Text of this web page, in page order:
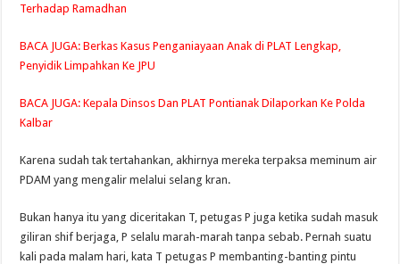
Terhadap Ramadhan
BACA JUGA:Berkas Kasus Penganiayaan Anak di PLAT Lengkap,
Penyidik Limpahkan Ke JPU
BACA JUGA:Kepala Dinsos Dan PLAT Pontianak Dilaporkan Ke Polda
Kalbar
Karena sudah tak tertahankan, akhirnya mereka terpaksa meminum air
PDAM yang mengalir melalui selang kran.
Bukan hanya itu yang diceritakan T, petugas P juga ketika sudah masuk
giliran shif berjaga, P selalu marah-marah tanpa sebab. Pernah suatu
kali pada malam hari, kata T petugas P membanting-banting pintu